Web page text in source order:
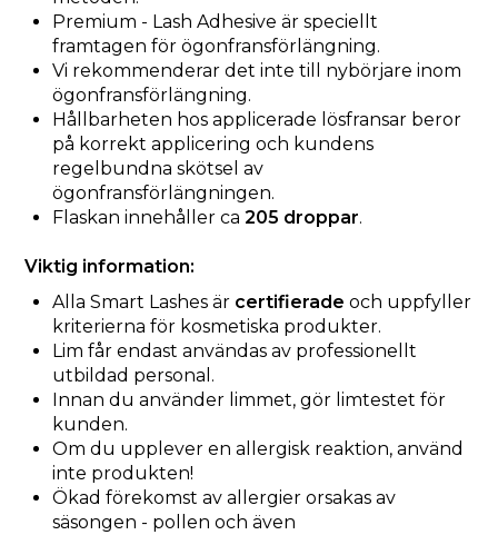
Premium - Lash Adhesive är speciellt
framtagen för ögonfransförlängning.
Vi rekommenderar det inte till nybörjare inom
ögonfransförlängning.
Hållbarheten hos applicerade lösfransar beror
på korrekt applicering och kundens
regelbundna skötsel av
ögonfransförlängningen.
Flaskan innehåller ca 205 droppar.
Viktig information:
Alla Smart Lashes är certifierade och uppfyller
kriterierna för kosmetiska produkter.
Lim får endast användas av professionellt
utbildad personal.
Innan du använder limmet, gör limtestet för
kunden.
Om du upplever en allergisk reaktion, använd
inte produkten!
Ökad förekomst av allergier orsakas av
säsongen - pollen och även